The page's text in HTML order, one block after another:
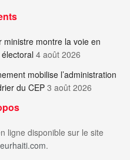
ministre montre la voie en
4 août 2026
mobilise l’administration
du CEP 3 août 2026
ligne disponible sur le site
.